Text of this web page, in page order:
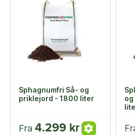
Sphagnumfri Så- og
priklejord - 1800 liter
Fra 4.299 kr